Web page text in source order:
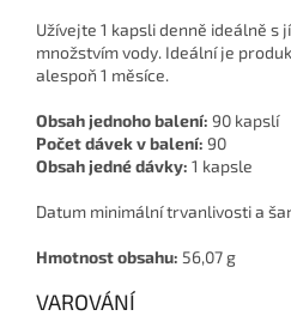
Užívejte 1 kapsli denně ideálně
množstvím vody. Ideální je
alespoň 1 měsíce.
Obsah jednoho balení: 90 kapslí
Počet dávek v balení: 90
Obsah jedné dávky: 1 kapsle
Datum minimální trvanlivosti a
Hmotnost obsahu: 56,07 g
VAROVÁNÍ